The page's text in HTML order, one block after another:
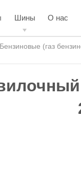
Шины О нас
Бензиновые (газ